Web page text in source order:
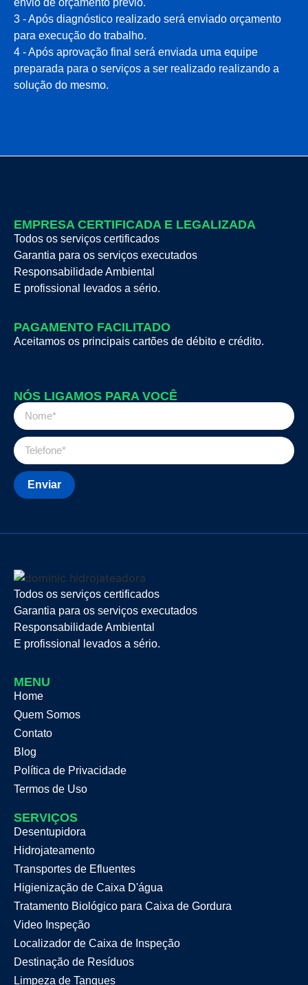
envio de orçamento prévio.
3 - Após diagnóstico realizado será enviado orçamento
para execução do trabalho.
4 - Após aprovação final será enviada uma equipe
preparada para o serviços a ser realizado realizando a
solução do mesmo.
EMPRESA CERTIFICADA E LEGALIZADA
Todos os serviços certificados
Garantia para os serviços executados
Responsabilidade Ambiental
E profissional levados a sério.
PAGAMENTO FACILITADO
Aceitamos os principais cartões de débito e crédito.
NÓS LIGAMOS PARA VOCÊ
Enviar
Todos os serviços certificados
Garantia para os serviços executados
Responsabilidade Ambiental
E profissional levados a sério.
MENU
Home
Quem Somos
Contato
Blog
Política de Privacidade
Termos de Uso
SERVIÇOS
Desentupidora
Hidrojateamento
Transportes de Efluentes
Higienização de Caixa D'água
Tratamento Biológico para Caixa de Gordura
Video Inspeção
Localizador de Caixa de Inspeção
Destinação de Resíduos
Limpeza de Tanques